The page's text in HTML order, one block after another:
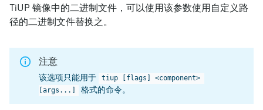
TiUP 镜像中的二进制文件，可以使用该参数使用自定义路
径的二进制文件替换之。
注意
该选项只能用于
tiup [flags] <component>
[args...]
格式的命令。